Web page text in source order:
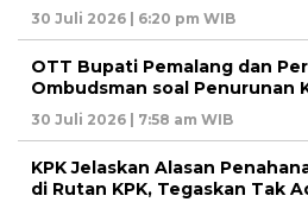
30 Juli 2026 | 6:20 pm WIB
OTT Bupati Pemalang dan
Ombudsman soal Penurunan
30 Juli 2026 | 7:58 am WIB
KPK Jelaskan Alasan
di Rutan KPK, Tegaskan Tak